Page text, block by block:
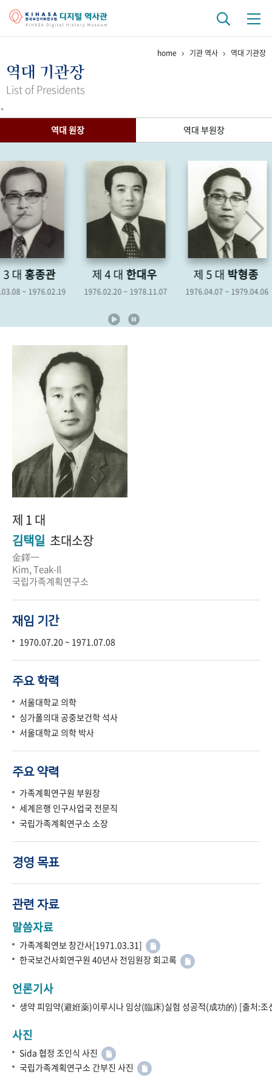
걸어온 길 기관 변천사
연구 역사
정책과 연구 키워드로 보는 연구 역사
연구자들
기록물 아카이브
사진 아카이브 문서 기록물 행정박물 영상 기록물
50+1주년 기념
성과 50선 숫자로 보는 50년 50+1
주년 광장
세계와 함께 한 KIHASA
home 기관 역사 역대 기관장
역대 기관장
List of Presidents
`
역대 원장
역대 부원장
제 4 대한대우
1976.02.20 ~ 1978.11.07
제 5 대박형종
1976.04.07 ~ 1979.04.06
제 6 대김
1978.12.19 ~
제 1 대
김택일 초대소장
金鐸一
Kim, Teak-Il
국립가족계획연구소
재임 기간
1970.07.20 ~ 1971.07.08
주요 학력
서울대학교 의학
싱가폴의대 공중보건학 석사
서울대학교 의학 박사
주요 약력
가족계획연구원 부원장
세계은행 인구사업국 전문직
국립가족계획연구소 소장
경영 목표
관련 자료
말씀자료
가족계획연보 창간사[1971.03.31]
한국보건사회연구원 40년사 전임원장 회고록
언론기사
생약 피임약(避姙薬)이루시나 임상(臨床)실험 성공적(成功的) [출처:
사진
Sida 협정 조인식 사진
국립가족계획연구소 간부진 사진